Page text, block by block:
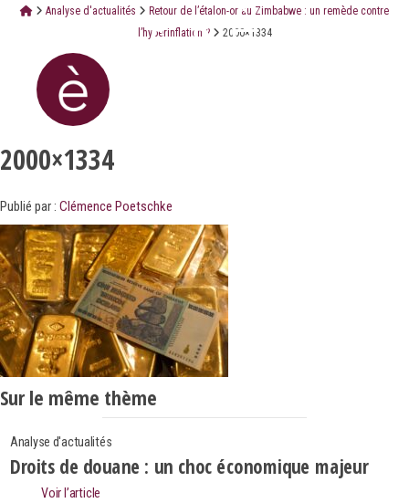
Analyse d'actualités
Retour de l’étalon-or au Zimbabwe : un remède contre
l’hyperinflation ?
2000×1334
2000×1334
Publié par : Clémence Poetschke
Sur le même thème
Analyse d'actualités
Droits de douane : un choc économique majeur
Voir l’article